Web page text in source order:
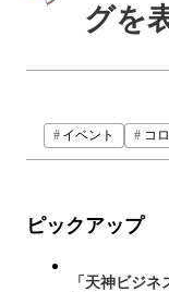
グを
イベント コ
ピックアップ
「天神ビジ